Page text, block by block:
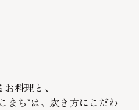
料理と、
まち”は、炊き方にこだわ